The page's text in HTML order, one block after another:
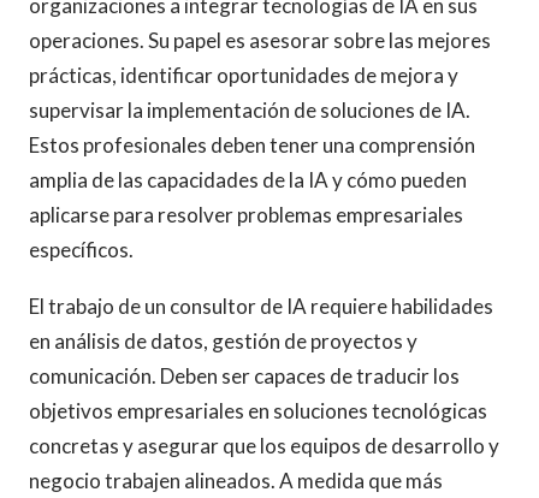
organizaciones a integrar tecnologías de IA en sus
operaciones. Su papel es asesorar sobre las mejores
prácticas, identificar oportunidades de mejora y
supervisar la implementación de soluciones de IA.
Estos profesionales deben tener una comprensión
amplia de las capacidades de la IA y cómo pueden
aplicarse para resolver problemas empresariales
específicos.
El trabajo de un consultor de IA requiere habilidades
en análisis de datos, gestión de proyectos y
comunicación. Deben ser capaces de traducir los
objetivos empresariales en soluciones tecnológicas
concretas y asegurar que los equipos de desarrollo y
negocio trabajen alineados. A medida que más